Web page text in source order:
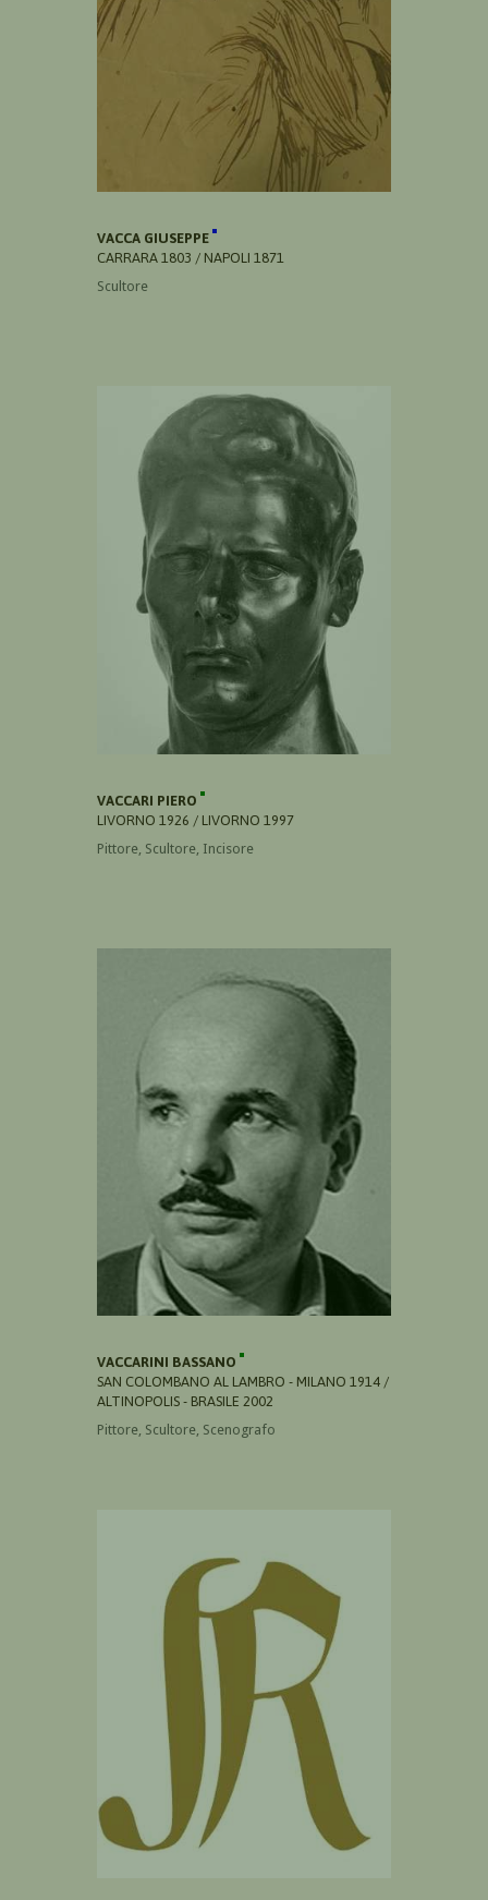
VACCA GIUSEPPE
CARRARA 1803 / NAPOLI 1871
Scultore
VACCARI PIERO
LIVORNO 1926 / LIVORNO 1997
Pittore, Scultore, Incisore
VACCARINI BASSANO
SAN COLOMBANO AL LAMBRO - MILANO 1914 /
ALTINOPOLIS - BRASILE 2002
Pittore, Scultore, Scenografo